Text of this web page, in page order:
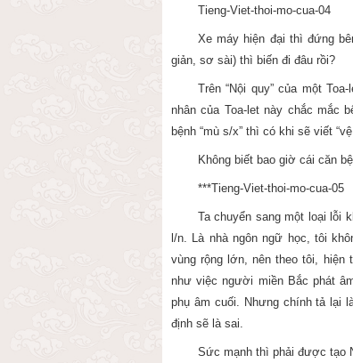
Tieng-Viet-thoi-mo-cua-04
Xe máy hiện đại thì đứng
giản, sơ sài) thì biến đi đâu rồi?
Trên “Nội quy” của một
nhân của Toa-let này chắc mắc
bệnh “mù s/x” thì có khi sẽ viết
Không biết bao giờ cái căn
***Tieng-Viet-thoi-mo-cua-05
Ta chuyển sang một loại lỗi
l/n. Là nhà ngôn ngữ học, tôi
vùng rộng lớn, nên theo tôi,
như việc người miền Bắc phát
phụ âm cuối. Nhưng chính tả lại
định sẽ là sai.
Sức mạnh thì phải được tạo